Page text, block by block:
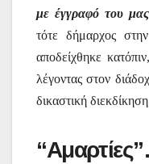
με έγγραφό του μας
τότε δήμαρχος
αποδείχθηκε
λέγοντας στον
δικαστική